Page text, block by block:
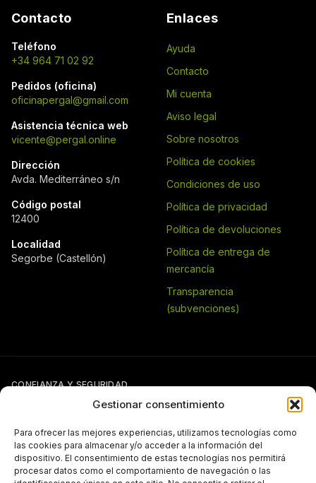
Gestionar consentimiento
Para ofrecer las mejores experiencias, utilizamos tecnologías como
las cookies para almacenar y/o acceder a la información del
dispositivo. El consentimiento de estas tecnologías nos permitirá
procesar datos como el comportamiento de navegación o las
Contacto
Teléfono
+34 964 71 02 92
Pedidos (oficina)
oficinapergal@gmail.com
Asistencia técnica web
vicente@pergal.online
Dirección
Avda. Mediterráneo s/n
Código postal
12400
Localidad
Segorbe (Castellón)
Enlaces
Ayuda
Contacto
Mi cuenta
Aviso legal
Sobre nosotros
Política de cookies
Condiciones de uso
Política de privacidad
Política de devoluciones
Política de entrega de
mercancía
Transparencia
(subvenciones)
CONFIANZA Y SEGURIDAD